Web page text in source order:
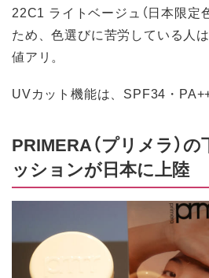
22C1 ライトベージュ（日本限定
ため、色選びに苦労している人
値アリ。
UVカット機能は、SPF34・PA++
PRIMERA（プリメラ）
ッションが日本に上陸